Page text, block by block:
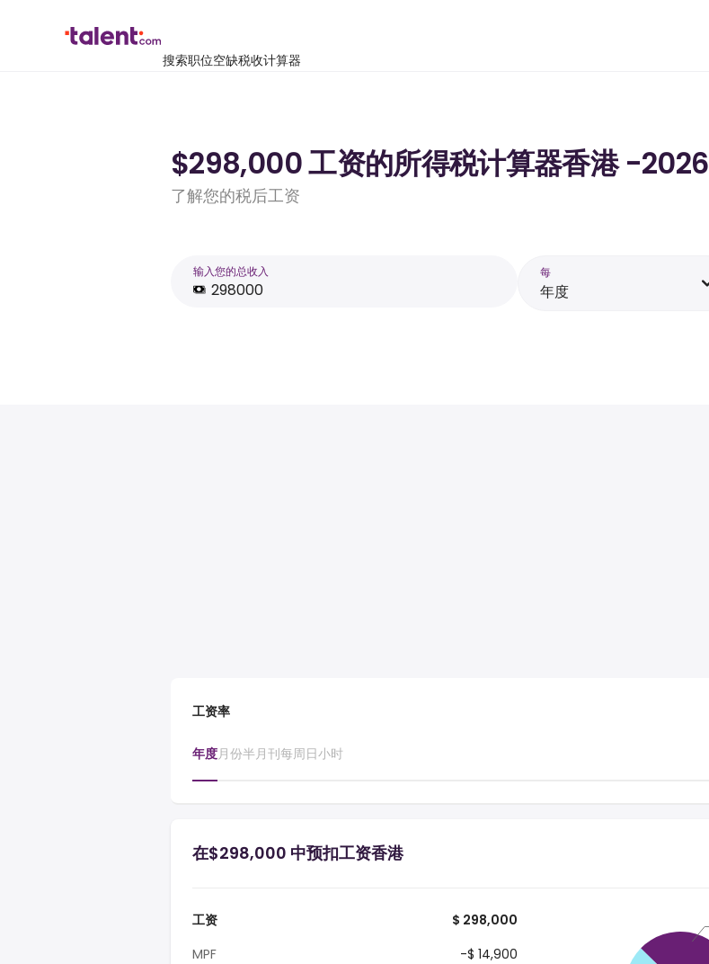
搜索职位空缺税收计算器
$298,000 工资的所得税计算器香港 -2026
了解您的税后工资
输入您的总收入 每
年度
工资率
年度月份半月刊每周日小时
在$298,000 中预扣工资香港
工资
$ 298,000
MPF
-$ 14,900